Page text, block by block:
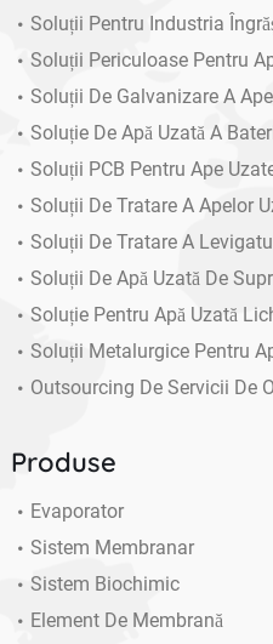
Soluții Pentru Industria
Soluții Periculoase Pentru
Soluții De Galvanizare A
Soluție De Apă Uzată A
Soluții PCB Pentru Ape
Soluții De Tratare A Apelor
Soluții De Tratare A
Soluții De Apă Uzată De
Soluție Pentru Apă Uzată
Soluții Metalurgice Pentru
Outsourcing De Servicii De
Produse
Evaporator
Sistem Membranar
Sistem Biochimic
Element De Membrană